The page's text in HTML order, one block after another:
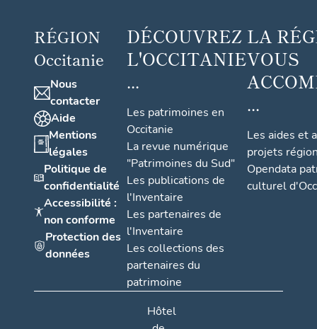
RÉGION
Occitanie
Nous
contacter
Aide
Mentions
légales
Politique de
confidentialité
Accessibilité :
non conforme
Protection des
données
DÉCOUVREZ
L'OCCITANIE
...
Les patrimoines en
Occitanie
La revue numérique
"Patrimoines du Sud"
Les publications de
l'Inventaire
Les partenaires de
l'Inventaire
Les collections des
partenaires du
patrimoine
LA
VOUS
...
Les aides et
projets
Opendata
culturel
Hôtel